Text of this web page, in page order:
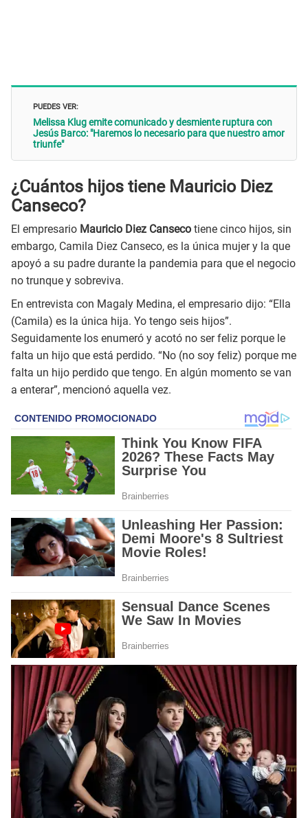
PUEDES VER:
Melissa Klug emite comunicado y desmiente ruptura con
Jesús Barco: "Haremos lo necesario para que nuestro amor
triunfe"
¿Cuántos hijos tiene Mauricio Diez
Canseco?
El empresario Mauricio Diez Canseco tiene cinco hijos, sin
embargo, Camila Diez Canseco, es la única mujer y la que
apoyó a su padre durante la pandemia para que el negocio
no trunque y sobreviva.
En entrevista con Magaly Medina, el empresario dijo: “Ella
(Camila) es la única hija. Yo tengo seis hijos”.
Seguidamente los enumeró y acotó no ser feliz porque le
falta un hijo que está perdido. “No (no soy feliz) porque me
falta un hijo perdido que tengo. En algún momento se van
a enterar”, mencionó aquella vez.